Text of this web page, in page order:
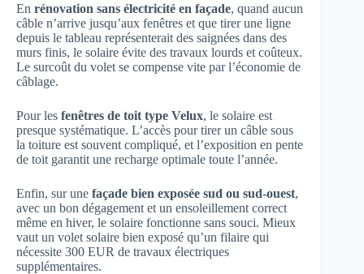
En rénovation sans électricité en façade, quand aucun
câble n’arrive jusqu’aux fenêtres et que tirer une ligne
depuis le tableau représenterait des saignées dans des
murs finis, le solaire évite des travaux lourds et coûteux.
Le surcoût du volet se compense vite par l’économie de
câblage.
Pour les fenêtres de toit type Velux, le solaire est
presque systématique. L’accès pour tirer un câble sous
la toiture est souvent compliqué, et l’exposition en pente
de toit garantit une recharge optimale toute l’année.
Enfin, sur une façade bien exposée sud ou sud-ouest,
avec un bon dégagement et un ensoleillement correct
même en hiver, le solaire fonctionne sans souci. Mieux
vaut un volet solaire bien exposé qu’un filaire qui
nécessite 300 EUR de travaux électriques
supplémentaires.